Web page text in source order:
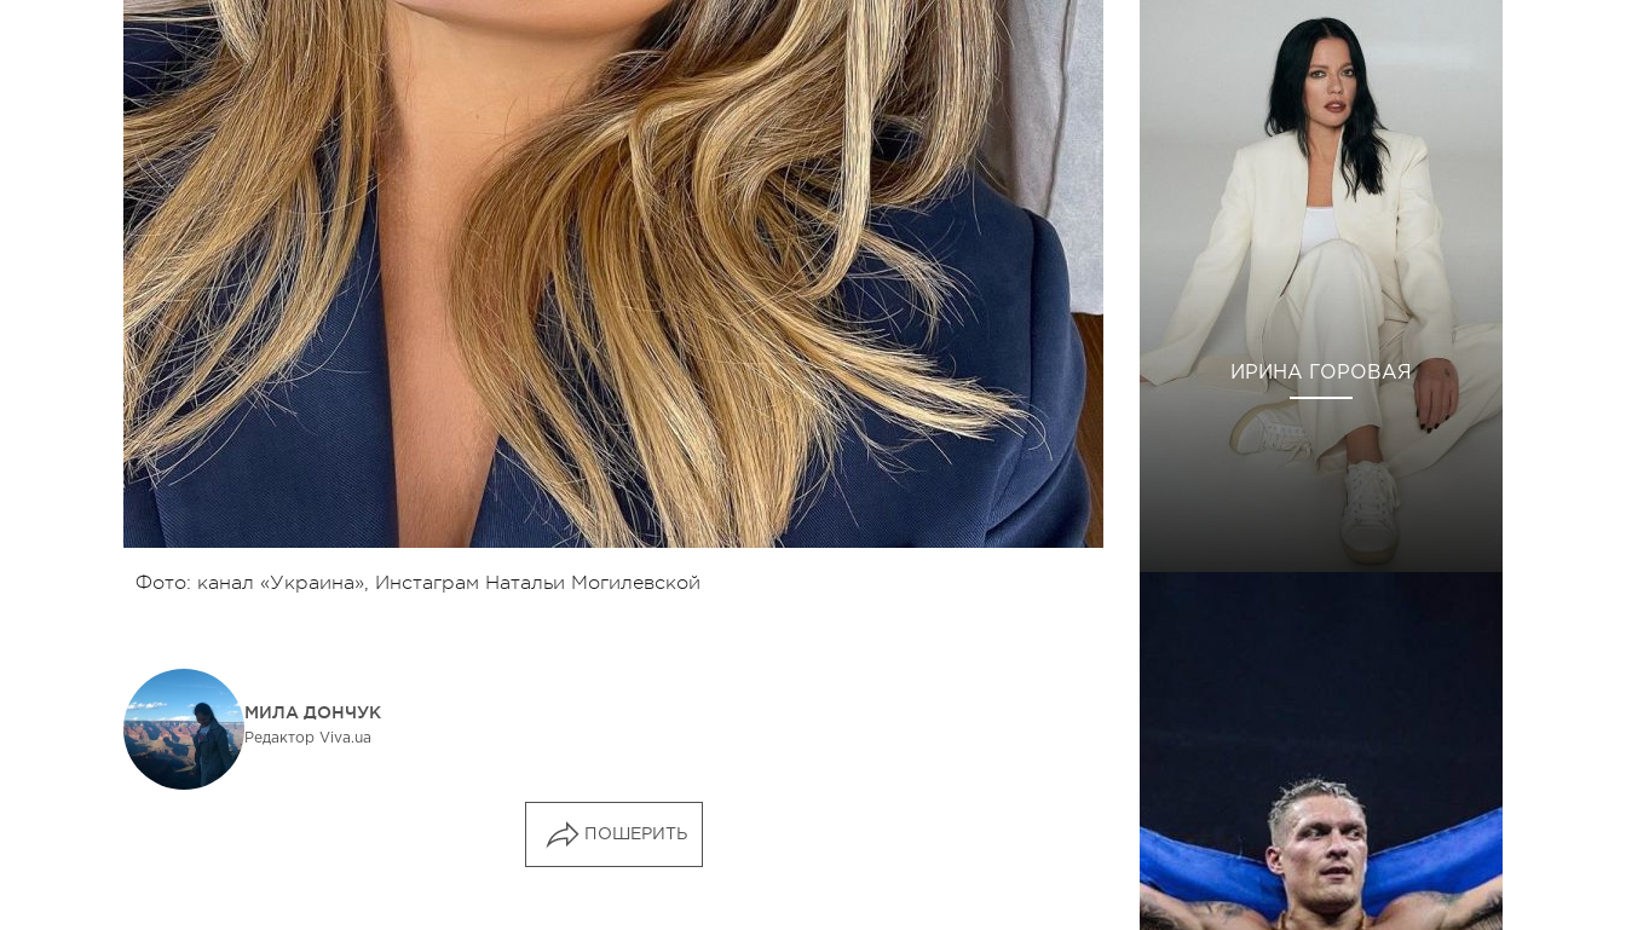
Фото: канал «Украина», Инстаграм Натальи Могилевской
МИЛА ДОНЧУК
Редактор Viva.ua
ПОШЕРИТЬ
ИРИНА ГОРОВАЯ